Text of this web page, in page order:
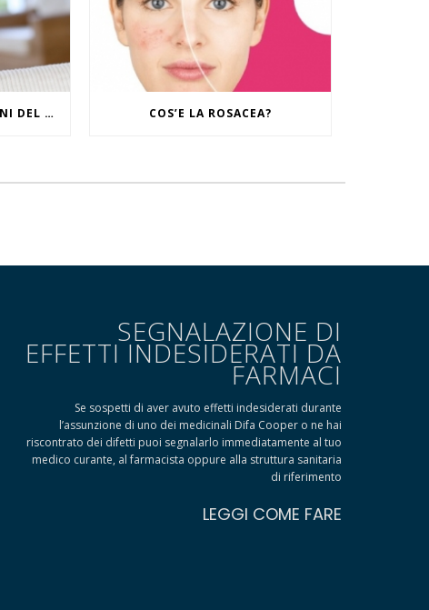
IL RITUALE CONTRO I SEGNI DEL TEMPO COS’E LA ROSACEA?
SEGNALAZIONE DI
EFFETTI INDESIDERATI DA
FARMACI
Se sospetti di aver avuto effetti indesiderati durante
l’assunzione di uno dei medicinali Difa Cooper o ne hai
riscontrato dei difetti puoi segnalarlo immediatamente al tuo
medico curante, al farmacista oppure alla struttura sanitaria
di riferimento
LEGGI COME FARE